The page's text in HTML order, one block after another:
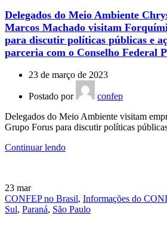
Delegados do Meio Ambiente
Marcos Machado visitam
para discutir políticas públicas e
parceria com o Conselho Federal
23 de março de 2023
Postado por
confep
Delegados do Meio Ambiente visitam
Grupo Forus para discutir políticas
Continuar lendo
23 mar
CONFEP no Brasil, Informações do
Sul, Paraná, São Paulo